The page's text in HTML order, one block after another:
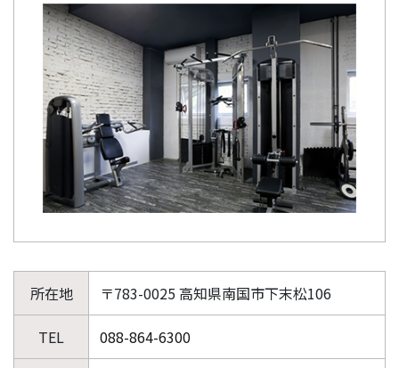
所在地 〒783-0025 高知県南国市下末松106
TEL 088-864-6300